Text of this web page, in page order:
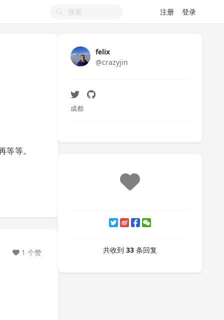
注册 登录
等。
1 个赞
felix
@crazyjin
成都
共收到 33 条回复